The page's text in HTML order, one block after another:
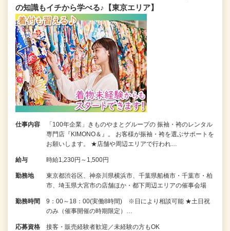
の知識もイチから学べる♪【東京エリア】
仕事内容
「100年企業」きものやまとグループの 振袖・袴のレンタル
専門店『KIMONO＆』。 お客様が振袖・袴を選ぶサポートを
お願いします。 ★店舗や周辺エリアで行われ…
給与 時給1,230円～1,500円
勤務地
東京都渋谷区、神奈川県横浜市、千葉県船橋市・千葉市・柏
市、埼玉県大宮市の店舗ほか・都下周辺エリアの催事会場
勤務時間
9：00～18：00(実働8時間) ※日により相談可能 ★土日祝
のみ（催事開催の時期限定）…
応募資格 接客・販売経験者歓迎／未経験の方もOK